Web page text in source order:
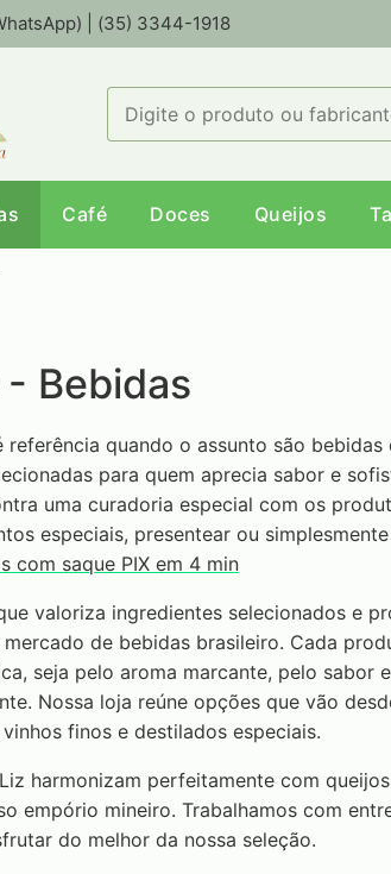
| (35) 3344-1918
Café Doces Queijos
Bebidas
referência quando o assunto são bebidas
para quem aprecia sabor e
uma curadoria especial com os
especiais, presentear ou
com saque PIX em 4 min
valoriza ingredientes selecionados e
de bebidas brasileiro. Cada
seja pelo aroma marcante, pelo sabor
Nossa loja reúne opções que vão
finos e destilados especiais.
harmonizam perfeitamente com
empório mineiro. Trabalhamos com
do melhor da nossa seleção.